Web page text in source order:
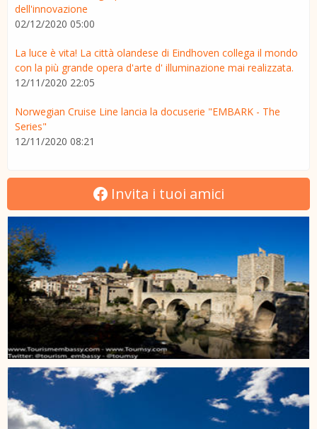
dell'innovazione
02/12/2020 05:00
La luce è vita! La città olandese di Eindhoven collega il mondo
con la più grande opera d'arte d' illuminazione mai realizzata.
12/11/2020 22:05
Norwegian Cruise Line lancia la docuserie "EMBARK - The
Series"
12/11/2020 08:21
Invita i tuoi amici